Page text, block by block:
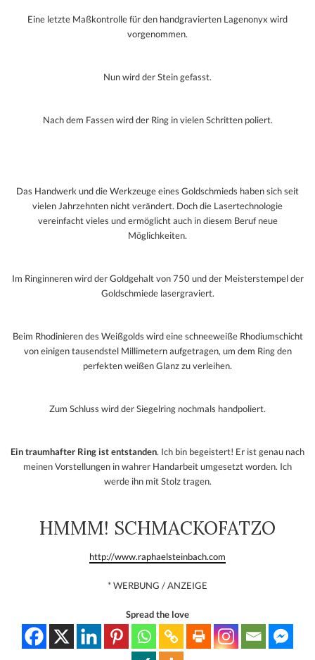
Eine letzte Maßkontrolle für den handgravierten Lagenonyx wird
vorgenommen.
Nun wird der Stein gefasst.
Nach dem Fassen wird der Ring in vielen Schritten poliert.
Das Handwerk und die Werkzeuge eines Goldschmieds haben sich seit
vielen Jahrzehnten nicht verändert. Doch die Lasertechnologie
vereinfacht vieles und ermöglicht auch in diesem Beruf neue
Möglichkeiten.
Im Ringinneren wird der Goldgehalt von 750 und der Meisterstempel der
Goldschmiede lasergraviert.
Beim Rhodinieren des Weißgolds wird eine schneeweiße Rhodiumschicht
von einigen tausendstel Millimetern aufgetragen, um dem Ring den
perfekten weißen Glanz zu verleihen.
Zum Schluss wird der Siegelring nochmals handpoliert.
Ein traumhafter Ring ist entstanden. Ich bin begeistert! Er ist genau nach
meinen Vorstellungen in wahrer Handarbeit umgesetzt worden. Ich
werde ihn mit Stolz tragen.
HMMM! SCHMACKOFATZO
http://www.raphaelsteinbach.com
* WERBUNG / ANZEIGE
Spread the love